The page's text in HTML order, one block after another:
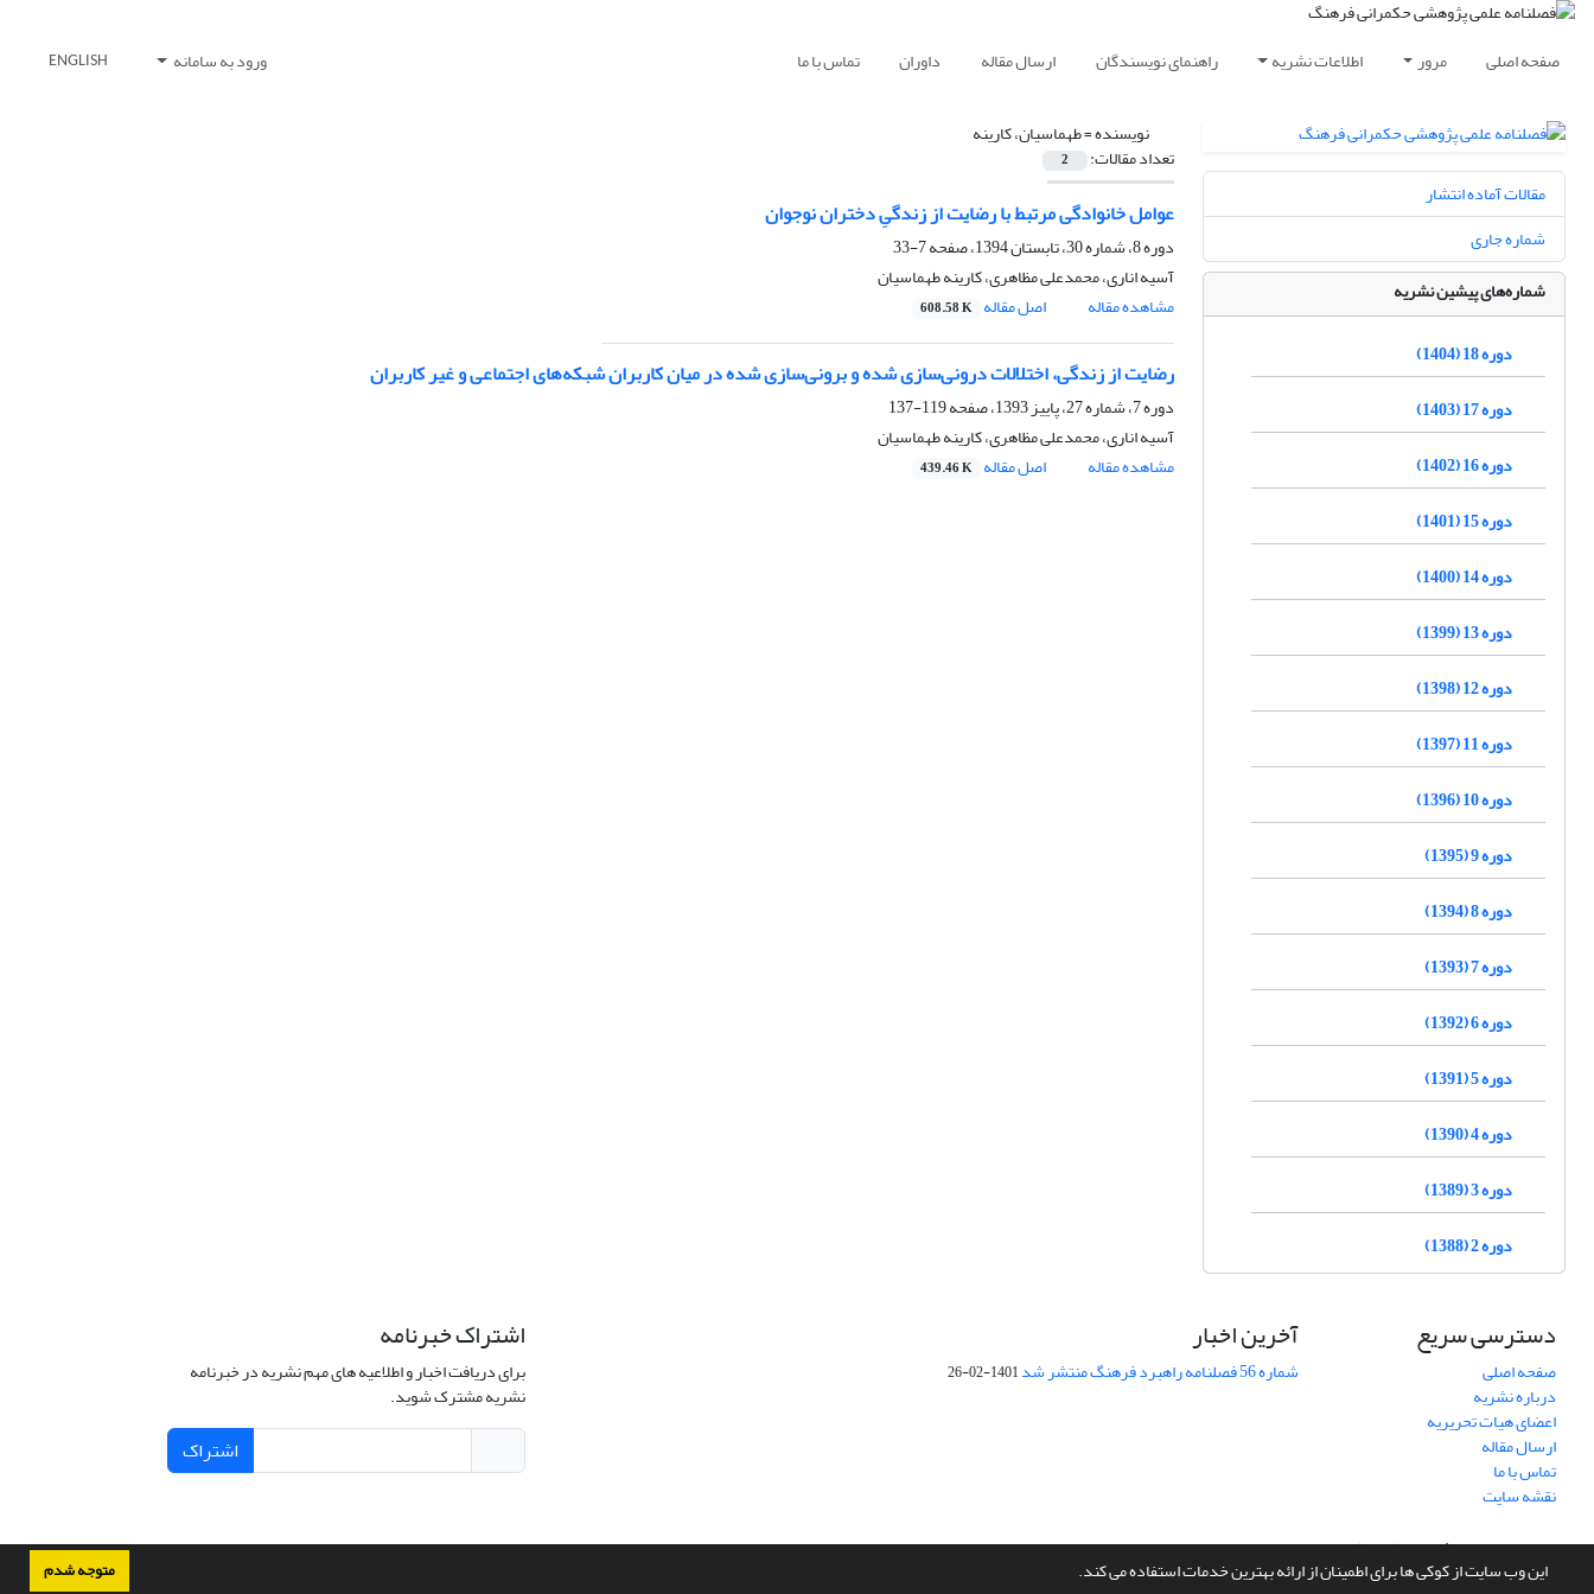
این وب سایت از کوکی ها برای اطمینان از ارائه بهترین خدمات استفاده می کند. متوجه شدم
صفحه اصلی مرور اطلاعات نشریه راهنمای نویسندگان ارسال مقاله داوران تماس با ما ورود به سامانه ENGLISH
نویسنده =طهماسیان، کارینه
تعداد مقالات: 2
عوامل خانوادگی مرتبط با رضایت از زندگیِ دختران نوجوان
دوره 8، شماره 30، تابستان 1394، صفحه
7-33
آسیه اناری، محمدعلی مظاهری، کارینه طهماسیان
مشاهده مقاله
اصل مقاله 608.58 K
رضایت از زندگی، اختلالات درونی‌سازی شده و برونی‌سازی شده در میان کاربران شبکه‌های اجتماعی و غیر کاربران
دوره 7، شماره 27، پاییز 1393، صفحه
119-137
آسیه اناری، محمدعلی مظاهری، کارینه طهماسیان
مشاهده مقاله
اصل مقاله 439.46 K
مقالات آماده انتشار
شماره جاری
شماره‌های پیشین نشریه
دوره 18 (1404)
دوره 17 (1403)
دوره 16 (1402)
دوره 15 (1401)
دوره 14 (1400)
دوره 13 (1399)
دوره 12 (1398)
دوره 11 (1397)
دوره 10 (1396)
دوره 9 (1395)
دوره 8 (1394)
دوره 7 (1393)
دوره 6 (1392)
دوره 5 (1391)
دوره 4 (1390)
دوره 3 (1389)
دوره 2 (1388)
دسترسی سریع
صفحه اصلی
درباره نشریه
اعضای هیات تحریریه
ارسال مقاله
تماس با ما
نقشه سایت
آخرین اخبار
شماره 56 فصلنامه راهبرد فرهنگ منتشر شد 1401-02-26
اشتراک خبرنامه
برای دریافت اخبار و اطلاعیه های مهم نشریه در خبرنامه
نشریه مشترک شوید.
اشتراک
سامانه مدیریت نشریات علمی.طراحی و پیاده سازی ازسیناوب